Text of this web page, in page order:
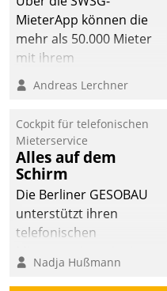
MieterApp können die
mehr als 50.000 Mieter
mit ihrem
Wohnungsunternehmen
kommunizieren, auf dem
einsehen und ändern
oder
Schadensmeldungen
abgeben – rund um die
Uhr.
Andreas Lerchner
Cockpit für telefonischen
Mieterservice
Alles auf dem
Schirm
Die Berliner GESOBAU
unterstützt ihren
telefonischen
digitalen Cockpit, das
Nadja Hußmann